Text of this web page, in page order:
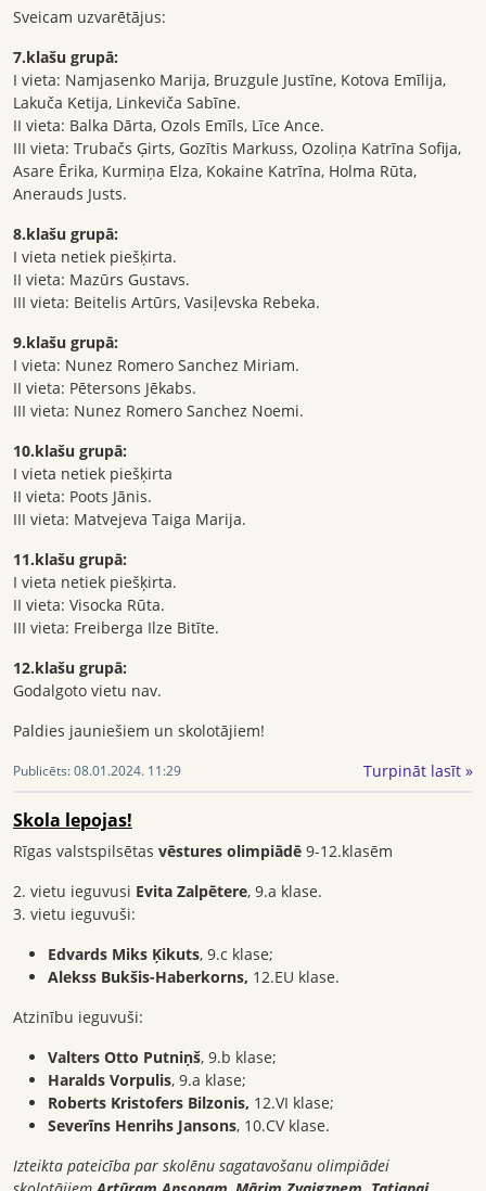
Sveicam uzvarētājus:
7.klašu grupā:
I vieta: Namjasenko Marija, Bruzgule Justīne, Kotova Emīlija,
Lakuča Ketija, Linkeviča Sabīne.
II vieta: Balka Dārta, Ozols Emīls, Līce Ance.
III vieta: Trubačs Ģirts, Gozītis Markuss, Ozoliņa Katrīna Sofija,
Asare Ērika, Kurmiņa Elza, Kokaine Katrīna, Holma Rūta,
Anerauds Justs.
8.klašu grupā:
I vieta netiek piešķirta.
II vieta: Mazūrs Gustavs.
III vieta: Beitelis Artūrs, Vasiļevska Rebeka.
9.klašu grupā:
I vieta: Nunez Romero Sanchez Miriam.
II vieta: Pētersons Jēkabs.
III vieta: Nunez Romero Sanchez Noemi.
10.klašu grupā:
I vieta netiek piešķirta
II vieta: Poots Jānis.
III vieta: Matvejeva Taiga Marija.
11.klašu grupā:
I vieta netiek piešķirta.
II vieta: Visocka Rūta.
III vieta: Freiberga Ilze Bitīte.
12.klašu grupā:
Godalgoto vietu nav.
Paldies jauniešiem un skolotājiem!
Publicēts:08.01.2024. 11:29 Turpināt lasīt »
Skola lepojas!
Rīgas valstspilsētas vēstures olimpiādē 9-12.klasēm
2. vietu ieguvusi Evita Zalpētere, 9.a klase.
3. vietu ieguvuši:
Edvards Miks Ķikuts, 9.c klase;
Alekss Bukšis-Haberkorns, 12.EU klase.
Atzinību ieguvuši:
Valters Otto Putniņš, 9.b klase;
Haralds Vorpulis, 9.a klase;
Roberts Kristofers Bilzonis, 12.VI klase;
Severīns Henrihs Jansons, 10.CV klase.
Izteikta pateicība par skolēnu sagatavošanu olimpiādei